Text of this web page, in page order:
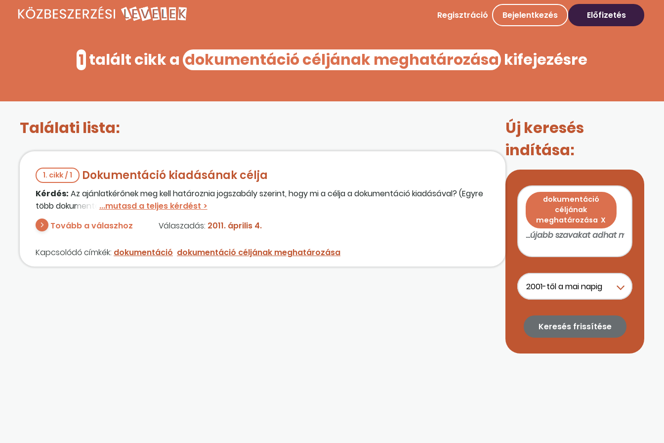
Regisztráció Bejelentkezés Előfizetés
1 talált cikk a dokumentáció céljának meghatározása kifejezésre
Találati lista:
1. cikk / 1 Dokumentáció kiadásának célja
Kérdés: Az ajánlatkérőnek meg kell határoznia jogszabály szerint, hogy mi a célja a dokumentáció kiadásával? (Egyre
több dokumentációt látunk, ami így kezdődik.)
Tovább a válaszhoz
Válaszadás: 2011. április 4.
Kapcsolódó címkék: dokumentáció dokumentáció céljának meghatározása
Új keresés
indítása:
dokumentáció
céljának
meghatározásaX